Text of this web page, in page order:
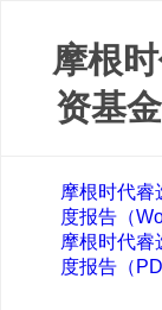
摩根
资基
摩根时代
度报告（
摩根时代
度报告（